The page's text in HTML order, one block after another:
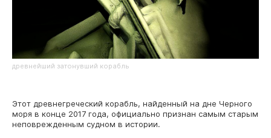
древнейший затонувший корабль
Этот древнегреческий корабль, найденный на дне Черного
моря в конце 2017 года, официально признан самым старым
неповрежденным судном в истории.